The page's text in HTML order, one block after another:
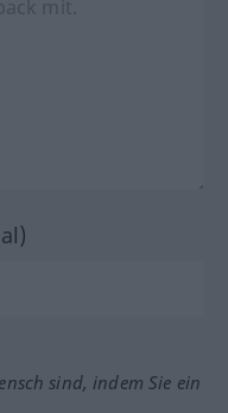
sind, indem Sie ein